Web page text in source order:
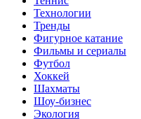
Технологии
Тренды
Фигурное катание
Фильмы и сериалы
Футбол
Хоккей
Шахматы
Шоу-бизнес
Экология